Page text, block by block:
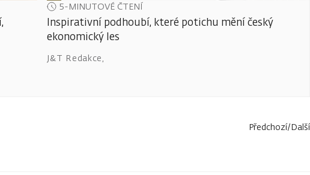
5-MINUTOVÉ ČTENÍ
Inspirativní podhoubí, které potichu mění český
ekonomický les
J&T Redakce,
Předchozí/Další